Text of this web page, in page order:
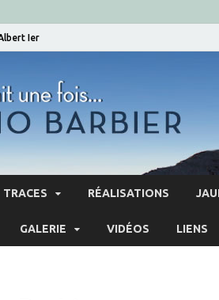
Ier
TRACES RÉALISATIONS
GALERIE VIDÉOS LIENS